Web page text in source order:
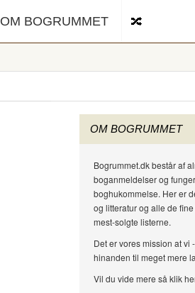
OM BOGRUMMET
OM BOGRUMMET
Bogrummet.dk består af
boganmeldelser og
boghukommelse. Her er
og litteratur og alle de
mest-solgte listerne.
Det er vores mission at
hinanden til meget mere
Vil du vide mere så klik